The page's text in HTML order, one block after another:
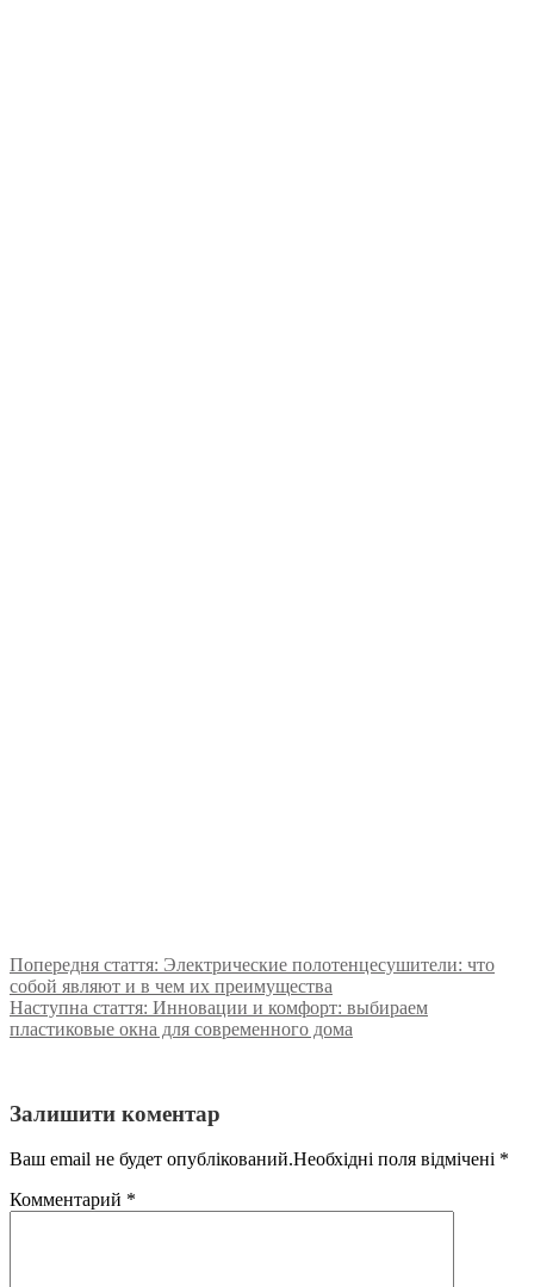
Попередня стаття: Электрические полотенцесушители: что
собой являют и в чем их преимущества
Наступна стаття: Инновации и комфорт: выбираем
пластиковые окна для современного дома
Залишити коментар
Ваш email не будет опублікований.Необхідні поля відмічені *
Комментарий *